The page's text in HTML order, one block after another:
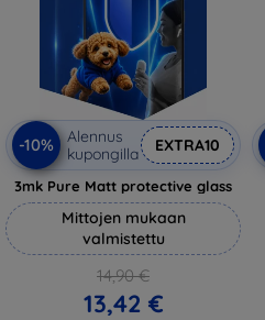
-10%
Alennus
kupongilla
EXTRA10
3mk Pure Matt protective glass
Mittojen mukaan
valmistettu
14,90 €
13,42 €